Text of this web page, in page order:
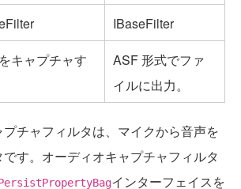
IBaseFilter
キャプチャす
ASF 形式でファ
イルに出力。
チャフィルタは、マイクから音声を
す。オーディオキャプチャフィルタ
インターフェイスを